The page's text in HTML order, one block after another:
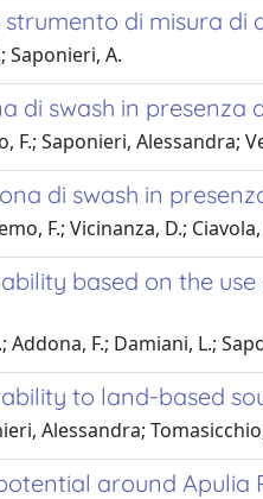
di misura di
Saponieri, A.
di swash in presenza
F.; Saponieri, Alessandra;
di swash in
F.; Vicinanza, D.;
based on the
Addona, F.; Damiani, L.;
to land-based
Alessandra;
around Apulia